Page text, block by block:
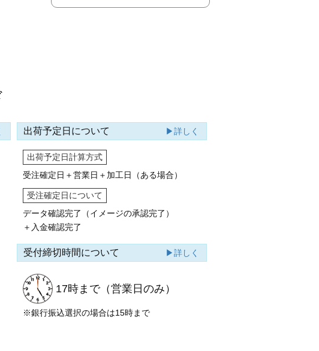
出荷予定日について ▶詳しく
出荷予定日計算方式
受注確定日＋営業日＋加工日（ある場合）
受注確定日について
データ確認完了（イメージの承認完了）
＋入金確認完了
受付締切時間について ▶詳しく
17時まで（営業日のみ）
※銀行振込選択の場合は15時まで